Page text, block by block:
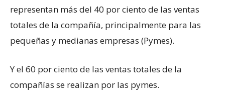
representan más del 40 por ciento de las ventas
totales de la compañía, principalmente para las
pequeñas y medianas empresas (Pymes).
Y el 60 por ciento de las ventas totales de la
compañías se realizan por las pymes.